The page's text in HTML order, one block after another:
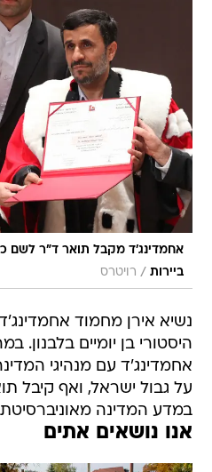
אחמדינג'ד מקבל תואר ד"ר לשם
ביירות / רויטרס
נשיא אירן מחמוד
היסטורי בן יומיים בלבנון.
אחמדינג'ד עם מנהיגי
על גבול ישראל, ואף קיבל
במדע המדינה מאוניברסיטת
אנו נושאים אתים